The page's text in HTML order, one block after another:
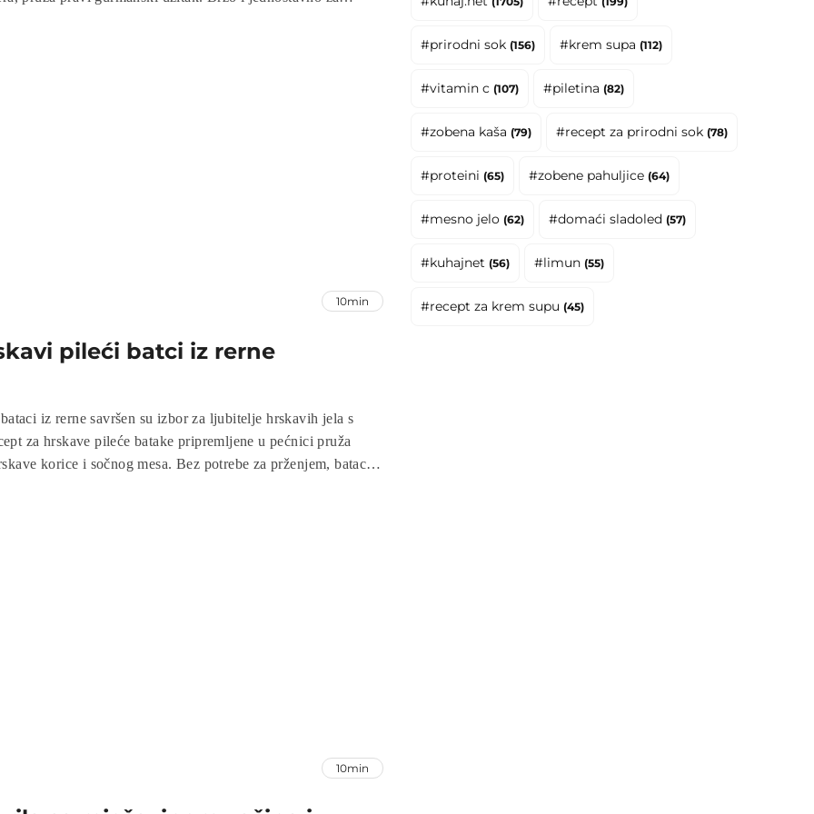
10min
pileći batci iz rerne
iz rerne savršen su izbor za ljubitelje hrskavih jela s
za hrskave pileće batake pripremljene u pećnici pruža
korice i sočnog mesa. Bez potrebe za prženjem, bataci
10min
#prirodni sok(156) #krem supa(112)
#vitamin c(107) #piletina(82)
#zobena kaša(79) #recept za prirodni sok(78)
#proteini(65) #zobene pahuljice(64)
#mesno jelo(62) #domaći sladoled(57)
#kuhajnet(56) #limun(55)
#recept za krem supu(45)